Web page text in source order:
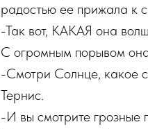
радостью ее прижала к
-Так вот, КАКАЯ она
С огромным порывом
-Смотри Солнце, какое
Тернис.
-И вы смотрите грозные